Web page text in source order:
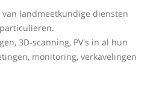
landmeetkundige diensten
3D-scanning, PV's in al hun
monitoring, verkavelingen